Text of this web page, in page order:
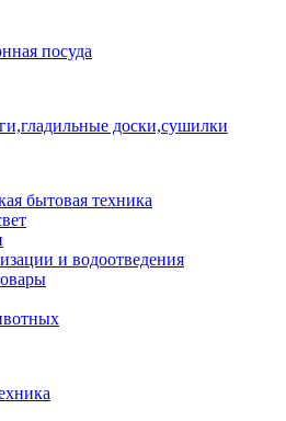
посуда
доски,сушилки
бытовая техника
и водоотведения